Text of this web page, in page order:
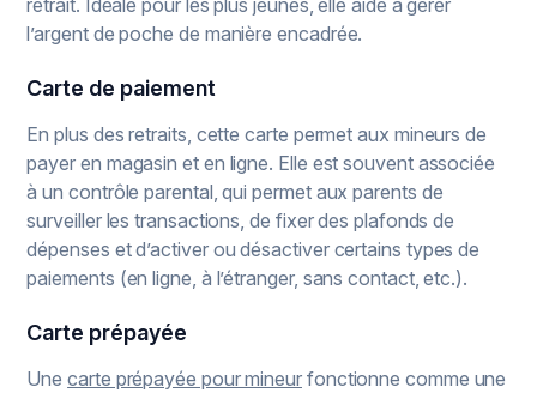
l’argent de poche de manière encadrée.
Carte de paiement
En plus des retraits, cette carte permet aux mineurs de
payer en magasin et en ligne. Elle est souvent associée
à un contrôle parental, qui permet aux parents de
surveiller les transactions, de fixer des plafonds de
dépenses et d’activer ou désactiver certains types de
paiements (en ligne, à l’étranger, sans contact, etc.).
Carte prépayée
Unecarte prépayée pour mineur fonctionne comme une